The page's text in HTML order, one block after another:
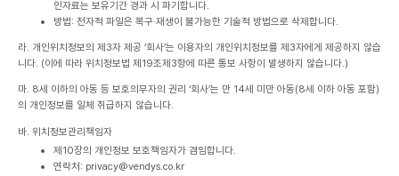
인자료는 보유기간 경과 시 파기합니다.
방법: 전자적 파일은 복구·재생이 불가능한 기술적 방법으로 삭제합니다.
라. 개인위치정보의 제3자 제공 ‘회사’는 이용자의 개인위치정보를 제3자에게 제공하지 않습
니다. (이에 따라 위치정보법 제19조제3항에 따른 통보 사항이 발생하지 않습니다.)
마. 8세 이하의 아동 등 보호의무자의 권리 ‘회사’는 만 14세 미만 아동(8세 이하 아동 포함)
의 개인정보를 일체 취급하지 않습니다.
바. 위치정보관리책임자
제10장의 개인정보 보호책임자가 겸임합니다.
연락처: privacy@vendys.co.kr